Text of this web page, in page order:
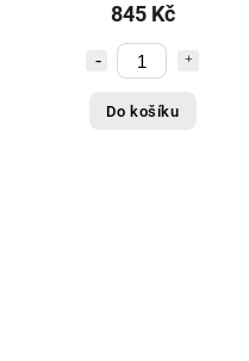
845 Kč
Do košíku